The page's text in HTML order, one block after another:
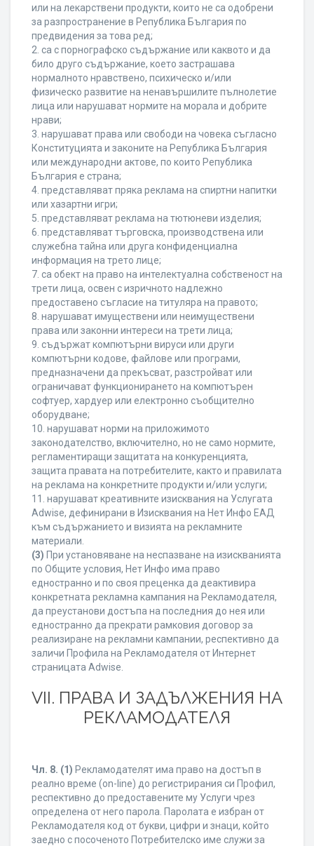
или на лекарствени продукти, които не са одобрени
за разпространение в Република България по
предвидения за това ред;
2. са с порнографско съдържание или каквото и да
било друго съдържание, което застрашава
нормалното нравствено, психическо и/или
физическо развитие на ненавършилите пълнолетие
лица или нарушават нормите на морала и добрите
нрави;
3. нарушават права или свободи на човека съгласно
Конституцията и законите на Република България
или международни актове, по които Република
България е страна;
4. представляват пряка реклама на спиртни напитки
или хазартни игри;
5. представляват реклама на тютюневи изделия;
6. представляват търговска, производствена или
служебна тайна или друга конфиденциална
информация на трето лице;
7. са обект на право на интелектуална собственост на
трети лица, освен с изричното надлежно
предоставено съгласие на титуляра на правото;
8. нарушават имуществени или неимуществени
права или законни интереси на трети лица;
9. съдържат компютърни вируси или други
компютърни кодове, файлове или програми,
предназначени да прекъсват, разстройват или
ограничават функционирането на компютърен
софтуер, хардуер или електронно съобщително
оборудване;
10. нарушават норми на приложимото
законодателство, включително, но не само нормите,
регламентиращи защитата на конкуренцията,
защита правата на потребителите, както и правилата
на реклама на конкретните продукти и/или услуги;
11. нарушават креативните изисквания на Услугата
Adwise, дефинирани в Изисквания на Нет Инфо ЕАД
към съдържанието и визията на рекламните
материали.
(3) При установяване на неспазване на изискванията
по Общите условия, Нет Инфо има право
едностранно и по своя преценка да деактивира
конкретната рекламна кампания на Рекламодателя,
да преустанови достъпа на последния до нея или
едностранно да прекрати рамковия договор за
реализиране на рекламни кампании, респективно да
заличи Профила на Рекламодателя от Интернет
страницата Adwise.
VII. ПРАВА И ЗАДЪЛЖЕНИЯ НА
РЕКЛАМОДАТЕЛЯ
Чл. 8. (1) Рекламодателят има право на достъп в
реално време (on-line) до регистрирания си Профил,
респективно до предоставените му Услуги чрез
определена от него парола. Паролата е избран от
Рекламодателя код от букви, цифри и знаци, който
заедно с посоченото Потребителско име служи за